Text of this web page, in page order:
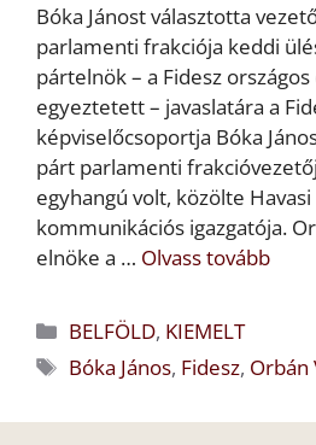
Bóka Jánost választotta
parlamenti frakciója keddi
pártelnök – a Fidesz
egyeztetett – javaslatára a
képviselőcsoportja Bóka
párt parlamenti
egyhangú volt, közölte
kommunikációs igazgatója.
elnöke a … Olvass tovább
Kategória
BELFÖLD, KIEMELT
Címkék
Bóka János, Fidesz, Orbán